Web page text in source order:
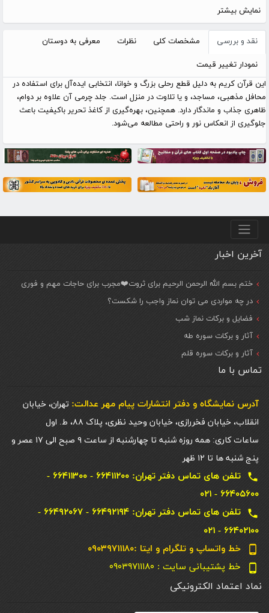
نمایش بیشتر
نقد و بررسی مشخصات کلی نظرات معرفی به دوستان
نمودار تغییر قیمت
این قرآن کریم به دلیل قطع رحلی بزرگ و خوانا، انتخابی ایده‌آل برای استفاده در
محافل مذهبی، مساجد، و یا تلاوت در منزل است. جلد چرمی آن علاوه بر دوام،
ظاهری جذاب و ماندگار دارد. همچنین، بهره‌گیری از کاغذ تحریر باکیفیت باعث
جلوگیری از انعکاس نور و راحتی مطالعه می‌شود.
منو پایین
آخرین اخبار
ختم بسم الله الرحمن الرحیم برای ثروت❤️مجرب برای حاجات مهم و فوری
در چه مواردی می توان نماز واجب را شکست؟
فضایل و برکات نماز شب
آثار و برکات سوره طه
آثار و برکات سوره قلم
تماس با ما
آدرس نمایشگاه و دفتر انتشارات پيام مهر عدالت: تهران، خیابان
انقلاب، خیابان فخررازی، خیابان وحید نظری، پلاک ۸۸، ط. اول
ساعات کاری: همه روزه شنبه تا چهارشنبه از ساعت ۹ صبح الی ۱۷ عصر و
پنج شنبه ها تا ۱۲ ظهر
local_phone
تلفن های تماس دفتر تهران: ۶۶۴۱۱۲۰۰ - ۶۶۴۱۱۳۰۰ -
۶۶۴۰۵۶۰۰ - ۰۲۱
local_phone
تلفن های تماس دفتر تهران: ۶۶۴۹۲۱۹۴ - ۶۶۴۹۲۰۶۷ -
۶۶۴۰۲۱۰۰ - ۰۲۱
phone_android خط واتساپ و تلگرام و ایتا :۰۹۰۳۹۷۱۱۱۸۰
phone_android خط پشتیبانی سایت : ۰۹۰۳۹۷۱۱۱۸۰
نماد اعتماد الکترونیکی